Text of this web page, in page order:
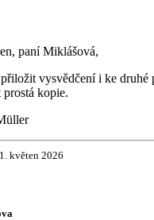
paní Miklášová,
vysvědčení i ke druhé
prostá kopie.
květen 2026